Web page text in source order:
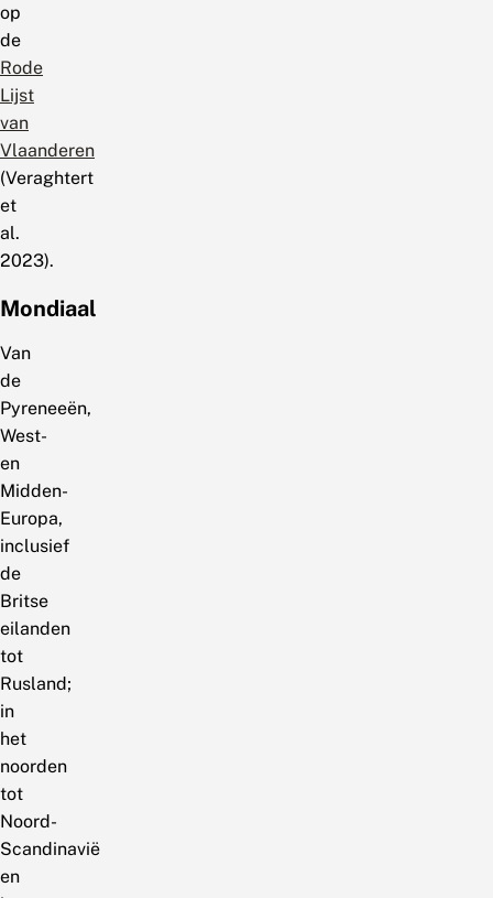
op
de
Rode
Lijst
van
Vlaanderen
(Veraghtert
et
al.
2023).
Mondiaal
Van
de
Pyreneeën,
West-
en
Midden-
Europa,
inclusief
de
Britse
eilanden
tot
Rusland;
in
het
noorden
tot
Noord-
Scandinavië
en